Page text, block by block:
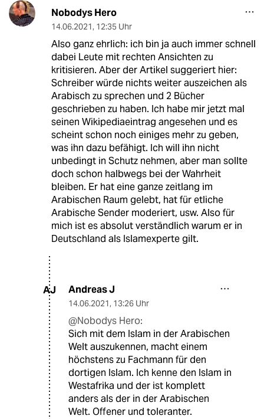
Nobodys Hero
14.06.2021, 12:35 Uhr
Also ganz ehrlich: ich bin ja auch immer schnell
dabei Leute mit rechten Ansichten zu
kritisieren. Aber der Artikel suggeriert hier:
Schreiber würde nichts weiter auszeichen als
Arabisch zu sprechen und 2 Bücher
geschrieben zu haben. Ich habe mir jetzt mal
seinen Wikipediaeintrag angesehen und es
scheint schon noch einiges mehr zu geben,
was ihn dazu befähigt. Ich will ihn nicht
unbedingt in Schutz nehmen, aber man sollte
doch schon halbwegs bei der Wahrheit
bleiben. Er hat eine ganze zeitlang im
Arabischen Raum gelebt, hat für etliche
Arabische Sender moderiert, usw. Also für
mich ist es absolut verständlich warum er in
Deutschland als Islamexperte gilt.
AJ Andreas J
14.06.2021, 13:26 Uhr
@Nobodys Hero:
Sich mit dem Islam in der Arabischen
Welt auszukennen, macht einem
höchstens zu Fachmann für den
dortigen Islam. Ich kenne den Islam in
Westafrika und der ist komplett
anders als der in der Arabischen
Welt. Offener und toleranter.